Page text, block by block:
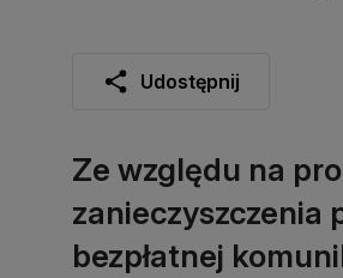
Udostępnij
Ze względu na
zanieczyszczenia
bezpłatnej